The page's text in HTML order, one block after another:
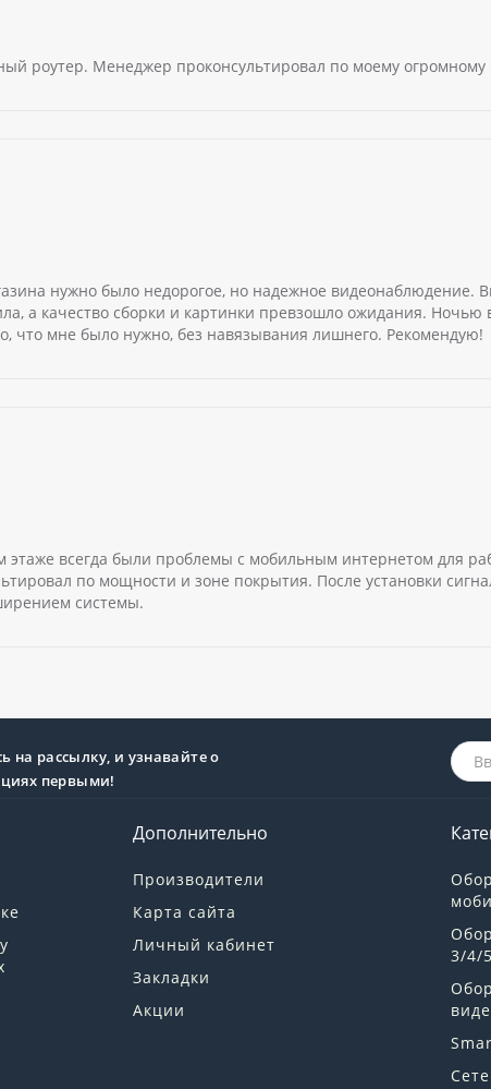
роутер. Менеджер проконсультировал по моему огромному
нужно было недорогое, но надежное видеонаблюдение.
а качество сборки и картинки превзошло ожидания.
что мне было нужно, без навязывания лишнего. Рекомендую!
этаже всегда были проблемы с мобильным интернетом для
по мощности и зоне покрытия. После установки
системы.
на рассылку, и узнавайте о
первыми!
Дополнительно
Производители
Карта сайта
Личный кабинет
Закладки
Акции
3/4/